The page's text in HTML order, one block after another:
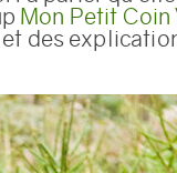
Mon Petit Coin
des